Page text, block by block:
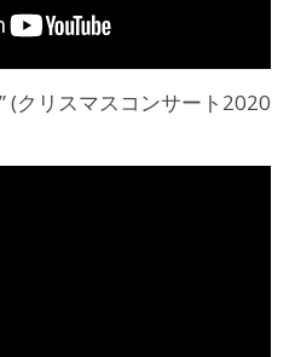
(クリスマスコンサート2020